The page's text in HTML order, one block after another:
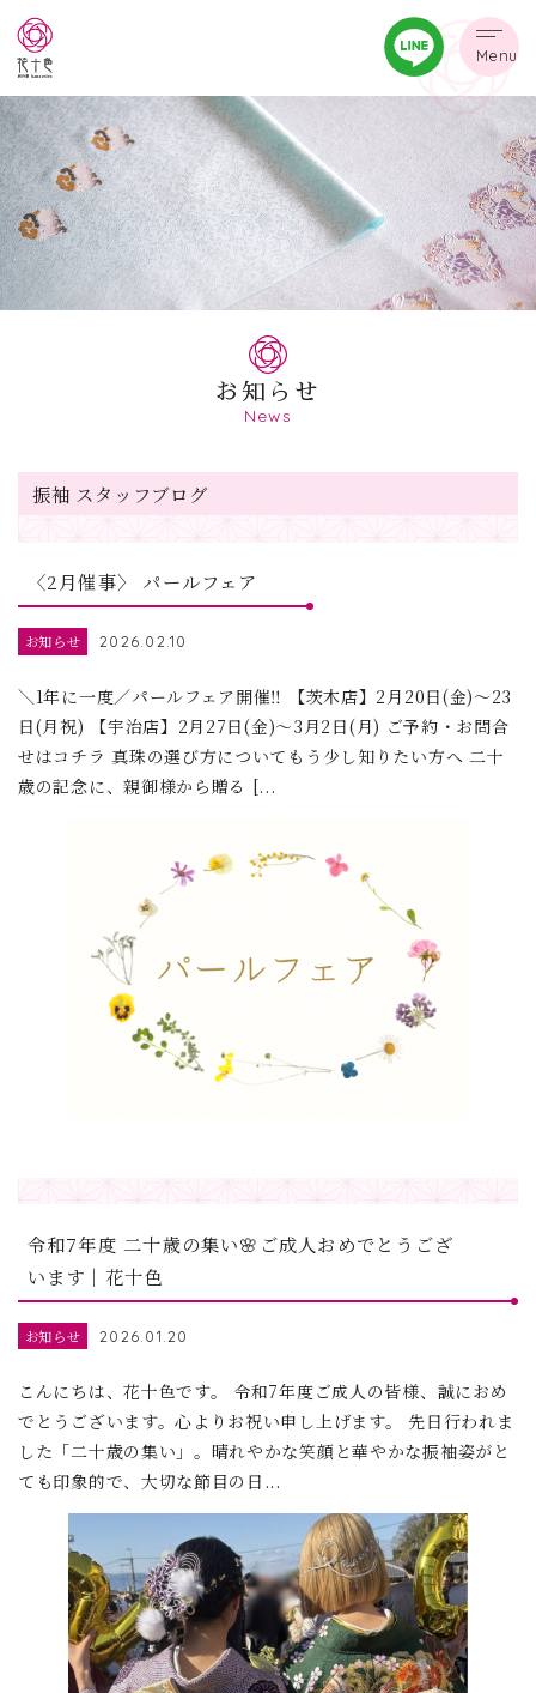
Menu
お知らせ
News
振袖 スタッフブログ
〈2月催事〉 パールフェア
お知らせ 2026.02.10
＼1年に一度／パールフェア開催‼ 【茨木店】2月20日(金)～23
日(月祝) 【宇治店】2月27日(金)～3月2日(月) ご予約・お問合
せはコチラ 真珠の選び方についてもう少し知りたい方へ 二十
歳の記念に、親御様から贈る [...
令和7年度 二十歳の集い🌸ご成人おめでとうござ
います｜花十色
お知らせ 2026.01.20
こんにちは、花十色です。 令和7年度ご成人の皆様、誠におめ
でとうございます。心よりお祝い申し上げます。 先日行われま
した「二十歳の集い」。晴れやかな笑顔と華やかな振袖姿がと
ても印象的で、大切な節目の日...